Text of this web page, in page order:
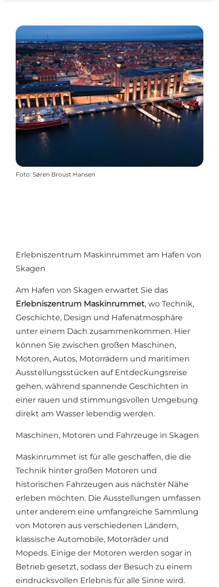
Foto: Søren Broust Hansen
Erlebniszentrum Maskinrummet am Hafen von
Skagen
Am Hafen von Skagen erwartet Sie das
Erlebniszentrum Maskinrummet, wo Technik,
Geschichte, Design und Hafenatmosphäre
unter einem Dach zusammenkommen. Hier
können Sie zwischen großen Maschinen,
Motoren, Autos, Motorrädern und maritimen
Ausstellungsstücken auf Entdeckungsreise
gehen, während spannende Geschichten in
einer rauen und stimmungsvollen Umgebung
direkt am Wasser lebendig werden.
Maschinen, Motoren und Fahrzeuge in Skagen
Maskinrummet ist für alle geschaffen, die die
Technik hinter großen Motoren und
historischen Fahrzeugen aus nächster Nähe
erleben möchten. Die Ausstellungen umfassen
unter anderem eine umfangreiche Sammlung
von Motoren aus verschiedenen Ländern,
klassische Automobile, Motorräder und
Mopeds. Einige der Motoren werden sogar in
Betrieb gesetzt, sodass der Besuch zu einem
eindrucksvollen Erlebnis für alle Sinne wird.